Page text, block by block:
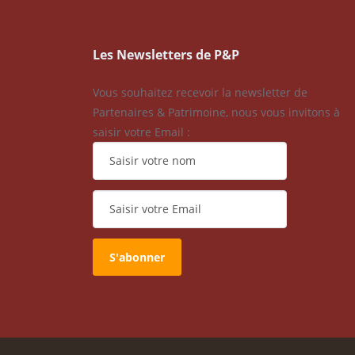
Les Newsletters de P&P
Vous souhaitez recevoir la newsletter de
Partenaires & Patrimoine, nous vous invitons à
saisir votre Email :